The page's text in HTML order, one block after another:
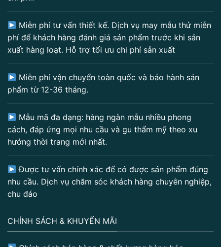
Miễn phí tư vấn thiết kế. Dịch vụ may mẫu thử miễn
phí để khách hàng đánh giá sản phẩm trước khi sản
xuất hàng loạt. Hỗ trợ tối ưu chi phí sản xuất
Miễn phí vận chuyển toàn quốc và bảo hành sản
phẩm từ 12-36 tháng.
Mẫu mã đa dạng: hàng ngàn mẫu nhiều phong
cách, đáp ứng mọi nhu cầu và gu thẩm mỹ theo xu
hướng thời trang mới nhất.
Được tư vấn chính xác để có được sản phẩm đúng
nhu cầu. Dịch vụ chăm sóc khách hàng chuyên nghiệp,
chu đáo
CHÍNH SÁCH & KHUYẾN MÃI